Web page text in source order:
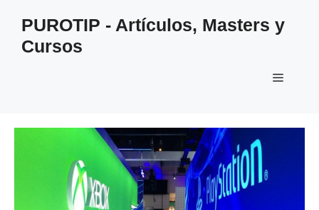
contenido
PUROTIP - Artículos, Masters y
Cursos
Menú